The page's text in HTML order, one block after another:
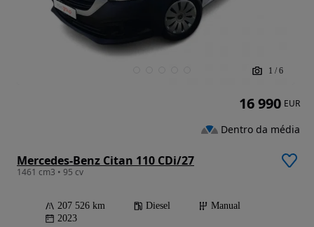
1 / 6
Mercedes-Benz Citan 110 CDi/27
1461 cm3 • 95 cv
207 526 km Diesel
Manual
2023
16 990 EUR
Dentro da média